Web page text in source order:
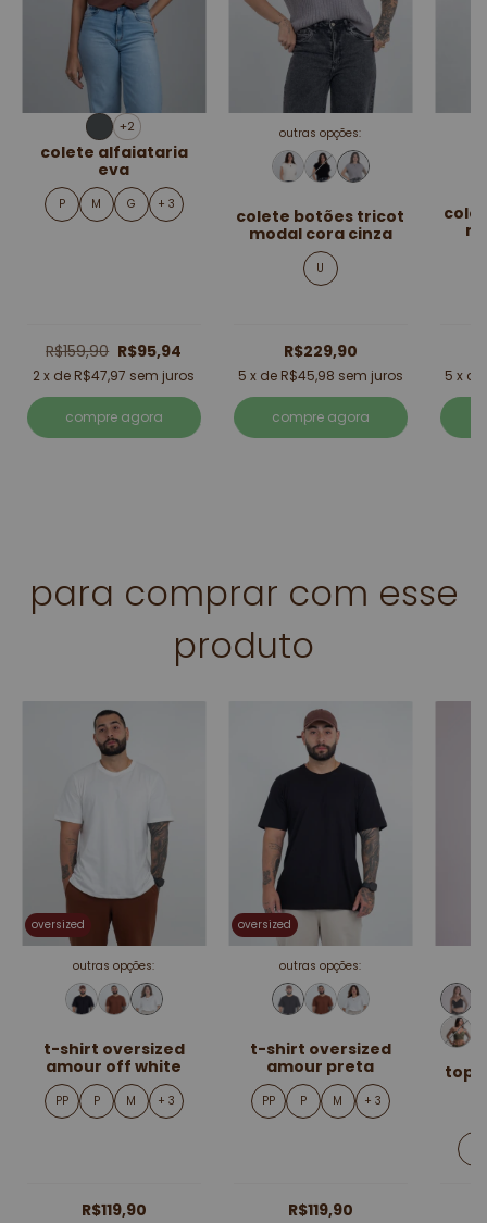
+2
colete alfaiataria
eva
P M G + 3
R$159,90 R$95,94
2 x de R$47,97 sem juros
compre agora
outras opções:
colete botões tricot
modal cora cinza
U
R$229,90
5 x de R$45,98 sem juros
compre agora
5 x de
para comprar com esse
produto
oversized
outras opções:
t-shirt oversized
amour off white
PP P M + 3
R$119,90
oversized
outras opções:
t-shirt oversized
amour preta
PP P M + 3
R$119,90
top